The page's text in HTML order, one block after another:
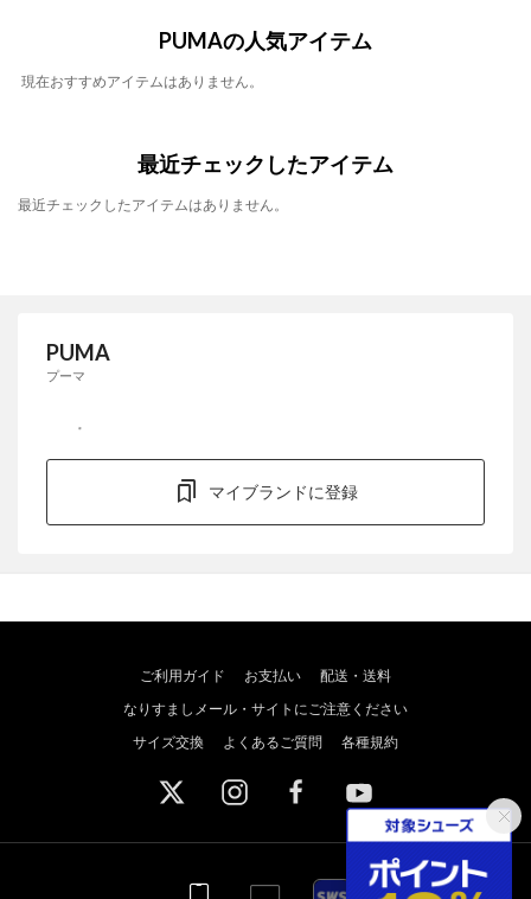
PUMAの人気アイテム
現在おすすめアイテムはありません。
最近チェックしたアイテム
最近チェックしたアイテムはありません。
PUMA
プーマ
マイブランドに登録
ご利用ガイド お支払い
配送・送料
なりすましメール・サイトにご注意ください
サイズ交換
よくあるご質問 各種規約